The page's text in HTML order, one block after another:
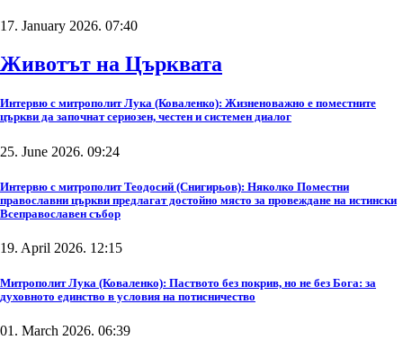
17. January 2026. 07:40
Животът на Църквата
Интервю с митрополит Лука (Коваленко): Жизненоважно е поместните
църкви да започнат сериозен, честен и системен диалог
25. June 2026. 09:24
Интервю с митрополит Теодосий (Снигирьов): Няколко Поместни
православни църкви предлагат достойно място за провеждане на истински
Всеправославен събор
19. April 2026. 12:15
Митрополит Лука (Коваленко): Паството без покрив, но не без Бога: за
духовното единство в условия на потисничество
01. March 2026. 06:39